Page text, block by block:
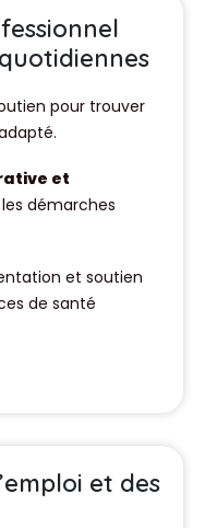
pour trouver
et
démarches
et soutien
de santé
et des